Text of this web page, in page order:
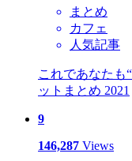
まとめ
カフェ
人気記事
これであなたも
ットまとめ 2021
9
146,287 Views